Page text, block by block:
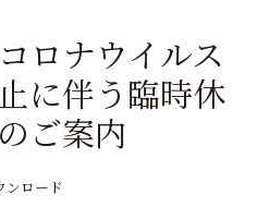
ロナウイルス
に伴う臨時休
ご案内
ンロード